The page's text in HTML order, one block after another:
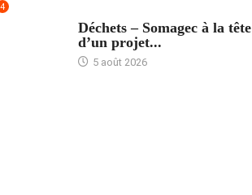
4
Déchets – Somagec à la tête
d’un projet...
5 août 2026